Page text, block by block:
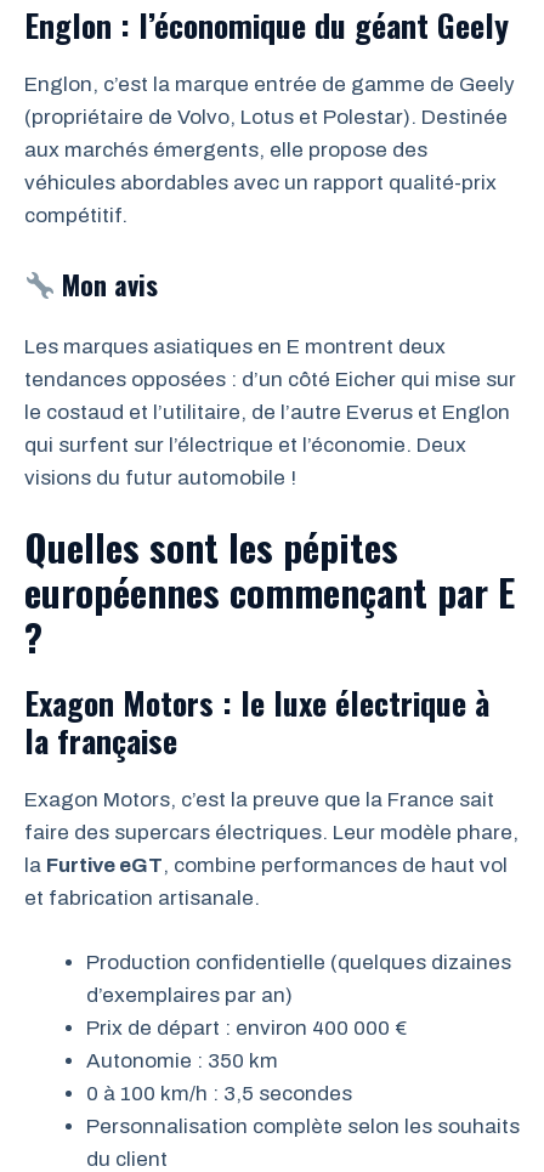
Englon : l’économique du géant Geely
Englon, c’est la marque entrée de gamme de Geely
(propriétaire de Volvo, Lotus et Polestar). Destinée
aux marchés émergents, elle propose des
véhicules abordables avec un rapport qualité-prix
compétitif.
Mon avis
Les marques asiatiques en E montrent deux
tendances opposées : d’un côté Eicher qui mise sur
le costaud et l’utilitaire, de l’autre Everus et Englon
qui surfent sur l’électrique et l’économie. Deux
visions du futur automobile !
Quelles sont les pépites
européennes commençant par E
?
Exagon Motors : le luxe électrique à
la française
Exagon Motors, c’est la preuve que la France sait
faire des supercars électriques. Leur modèle phare,
la Furtive eGT, combine performances de haut vol
et fabrication artisanale.
Production confidentielle (quelques dizaines
d’exemplaires par an)
Prix de départ : environ 400 000 €
Autonomie : 350 km
0 à 100 km/h : 3,5 secondes
Personnalisation complète selon les souhaits
du client